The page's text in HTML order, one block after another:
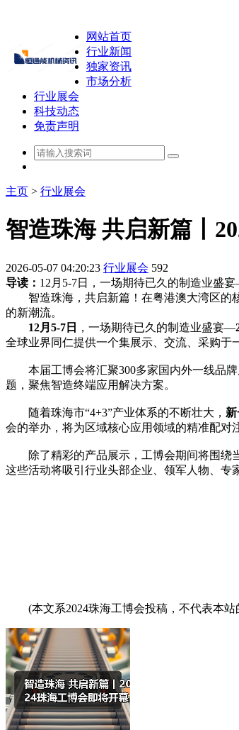
网站首页
行业新闻
独家资讯
市场分析
行业展会
科技动态
免责声明
主页 > 行业展会
智造珠海 共启新篇丨
2026-05-07 04:20:23 行业展会 592
导读： 12月5-7日，一场期待已久的制造业盛
智造珠海，共启新篇！在粤港澳大湾区的核
的新潮流。
12月5-7日
，一场期待已久的制造业盛宴—
全球业界同仁提供一个集展示、交流、采购于
本届工博会将汇聚300多家国内外一线品牌
题，聚焦智造终端应用解决方案。
随着珠海市“4+3”产业体系的不断壮大，
会的举办，将为区域核心应用领域的精准配对
除了精彩的产品展示，工博会期间将围绕
这些活动将吸引行业头部企业、领军人物、专
(本文系2024珠海工博会投稿，不代表本站